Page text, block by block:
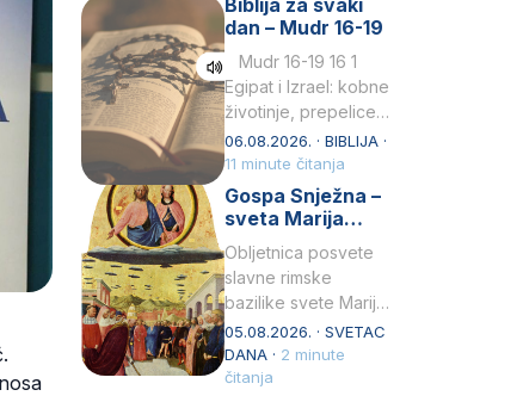
Petar u svojoj
drugoj…
Biblija za svaki
dan – Mudr 16-19
Mudr 16-19 16 1
Egipat i Izrael: kobne
životinje, prepelice
Zato bijahu
primjereno kažnjeni
sličnim životinjamai
mučeni mnoštvom
06.08.2026. · BIBLIJA ·
11 minute čitanja
Gospa Snježna –
sveta Marija
Velika, zaštitnica
rimske bazilike
Obljetnica posvete
slavne rimske
bazilike svete Marije
Velike (Santa Maria
Maggiore) u narodu
se slavi kao Gospa
05.08.2026. · SVETAC
DANA · 2 minute
čitanja